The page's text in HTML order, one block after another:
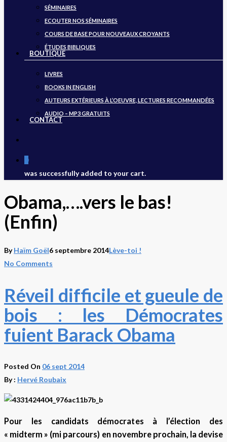
SÉMINAIRES
ECOUTER NOS SÉMINAIRES
COURS DE BASE POUR NOUVEAUX CROYANTS
ÉTUDES BIBLIQUES
BOUTIQUE
LIVRES
BOOKS IN ENGLISH
AUTEURS EXTÉRIEURS À L’OEUVRE, LECTURES RECOMMANDÉES
AUDIO – MP3 GRATUITS
CONTACT
was successfully added to your cart.
Obama,….vers le bas!
(Enfin)
By Haïm Goël6 septembre 2014Lève-toi !
No Comments
Réveil difficile et gueule de
bois : les Démocrates
fuient Barack Obama
Posted On 06 sept 2014
By : Hervé Roubaix
Pour les candidats démocrates à l’élection des
« midterm » (mi parcours) en novembre prochain, la devise